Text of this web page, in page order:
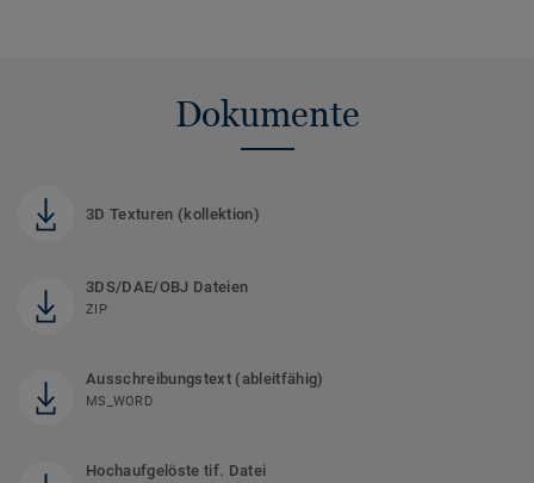
Dokumente
3D Texturen (kollektion)
3DS/DAE/OBJ Dateien
ZIP
Ausschreibungstext (ableitfähig)
MS_WORD
Hochaufgelöste tif. Datei